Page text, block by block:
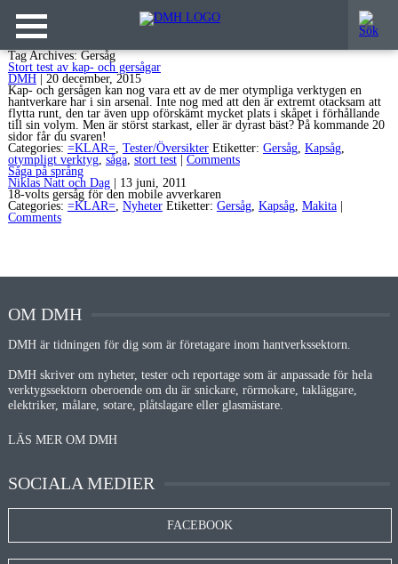
Tag Archives: Gersåg
Stort test av kap- och gersågar
DMH
20 december, 2015
Kap- och gersågen kan nog vara ett av de mer otympliga verktygen en
hantverkare har i sin arsenal. Inte nog med att den är extremt otacksam att
flytta runt, den tar även upp oförskämt mycket plats i skåpet i förhållande
till sin volym. Men är störst starkast, eller är dyrast bäst? På kommande 20
sidor får du svaren!
Categories: =KLAR=, Tester/Översikter Etiketter: Gersåg, Kapsåg,
otympligt verktyg, såga, stort test
Comments
Såga på språng
Niklas Natt och Dag
13 juni, 2011
18-volts gersåg för den mobile avverkaren
Categories: =KLAR=, Nyheter Etiketter: Gersåg, Kapsåg, Makita
Comments
OM DMH
DMH är tidningen för dig som är företagare inom hantverkssektorn.
DMH skriver om nyheter, tester och reportage som är anpassade för hela
verktygssektorn oberoende om du är snickare, rörmokare, takläggare,
elektriker, målare, sotare, plåtslagare eller glasmästare.
LÄS MER OM DMH
SOCIALA MEDIER
FACEBOOK